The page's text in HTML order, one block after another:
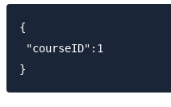
{
"courseID":1